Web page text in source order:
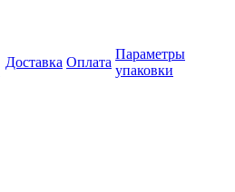
Доставка Оплата
Параметры
упаковки